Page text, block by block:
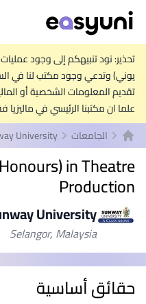
تحذير: نود تنبيهكم إلى وجود
يوني) وتدعي وجود مكتب لنا في
تقديم المعلومات الشخصية أو
علما ان مكتبنا الرئيسي في ماليزيا
الصفحة الرئيسية
الجامعات University
in Theatre
Production
University
Selangor, Malaysia
حقائق أساسية